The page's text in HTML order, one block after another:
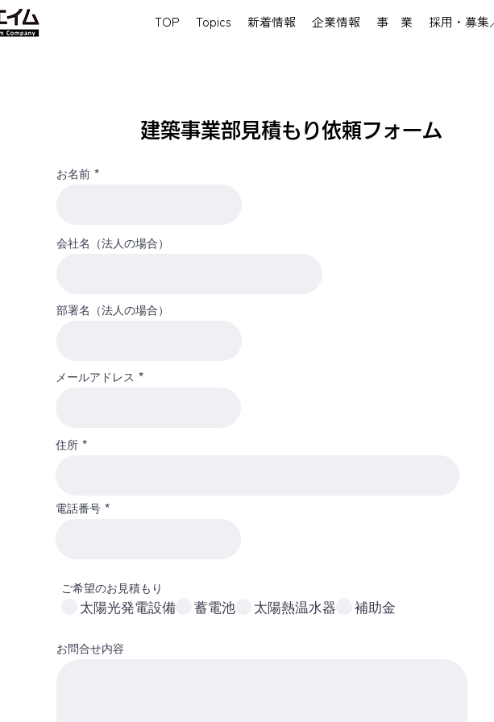
TOP Topics 新着情報 企業情報 事 業 採用・募集
建築事業部見積もり依頼フォーム
お名前
会社名（法人の場合）
部署名（法人の場合）
メールアドレス
住所
電話番号
ご希望のお見積もり
太陽光発電設備 蓄電池 太陽熱温水器 補助金
お問合せ内容